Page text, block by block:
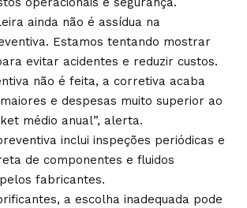
ainda não é assídua na
Estamos tentando mostrar
evitar acidentes e reduzir custos.
não é feita, a corretiva acaba
e despesas muito superior ao
médio anual”, alerta.
inclui inspeções periódicas e
de componentes e fluidos
fabricantes.
a escolha inadequada pode